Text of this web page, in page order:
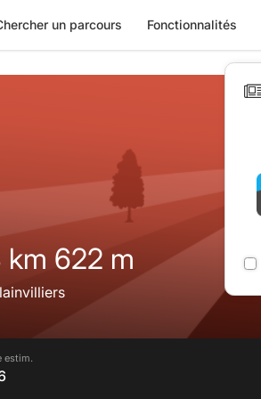
un parcours Fonctionnalités
km 622 m
estim.